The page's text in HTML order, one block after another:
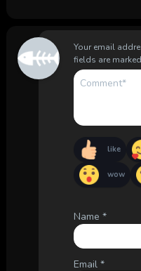
Your email
fields are marked
like
wow
Name *
Email *